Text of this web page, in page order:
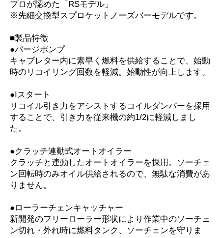
プロが認めた「RSモデル」
※先細交換型スプロケットノーズバーモデルです。
■製品特徴
●パージポンプ
キャブレター内に素早く燃料を供給することで、始動
時のリコイリング回数を軽減。始動性が向上します。
●Iスタート
リコイル引き力をアシストするコイルダンパーを採用
することで、引き力を従来機の約1/2に軽減しまし
た。
●クラッチ連動式オートオイラー
クラッチと連動したオートオイラーを採用。ソーチェ
ン回転時のみオイル供給されるので、無駄な消費があ
りません。
●ローラーチェンキャッチャー
新開発のフリーローラー形状により作業中のソーチェ
ン切れ・外れ時に燃料タンク、ソーチェンを守りま